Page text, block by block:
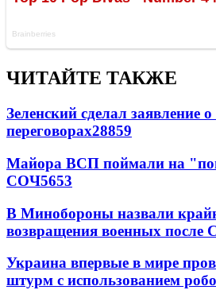
ЧИТАЙТЕ ТАКЖЕ
Зеленский сделал заявление
переговорах28859
Майора ВСП поймали на
СОЧ5653
В Минобороны назвали
возвращения военных после
Украина впервые в мире
штурм с использованием